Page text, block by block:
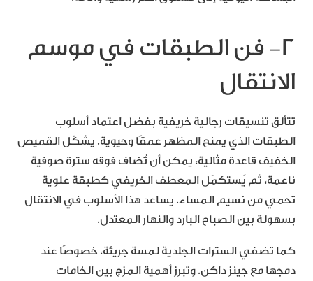
٢- فن الطبقات في موسم
الانتقال
تتألق تنسيقات رجالية خريفية بفضل اعتماد أسلوب
الطبقات الذي يمنح المظهر عمقًا وحيوية. يشكّل القميص
الخفيف قاعدة مثالية، يمكن أن تُضاف فوقه سترة صوفية
ناعمة، ثم يُستكمَل المعطف الخريفي كطبقة علوية
تحمي من نسيم المساء. يساعد هذا الأسلوب في الانتقال
بسهولة بين الصباح البارد والنهار المعتدل.
كما تضفي السترات الجلدية لمسة جريئة، خصوصًا عند
دمجها مع جينز داكن. وتبرز أهمية المزج بين الخامات